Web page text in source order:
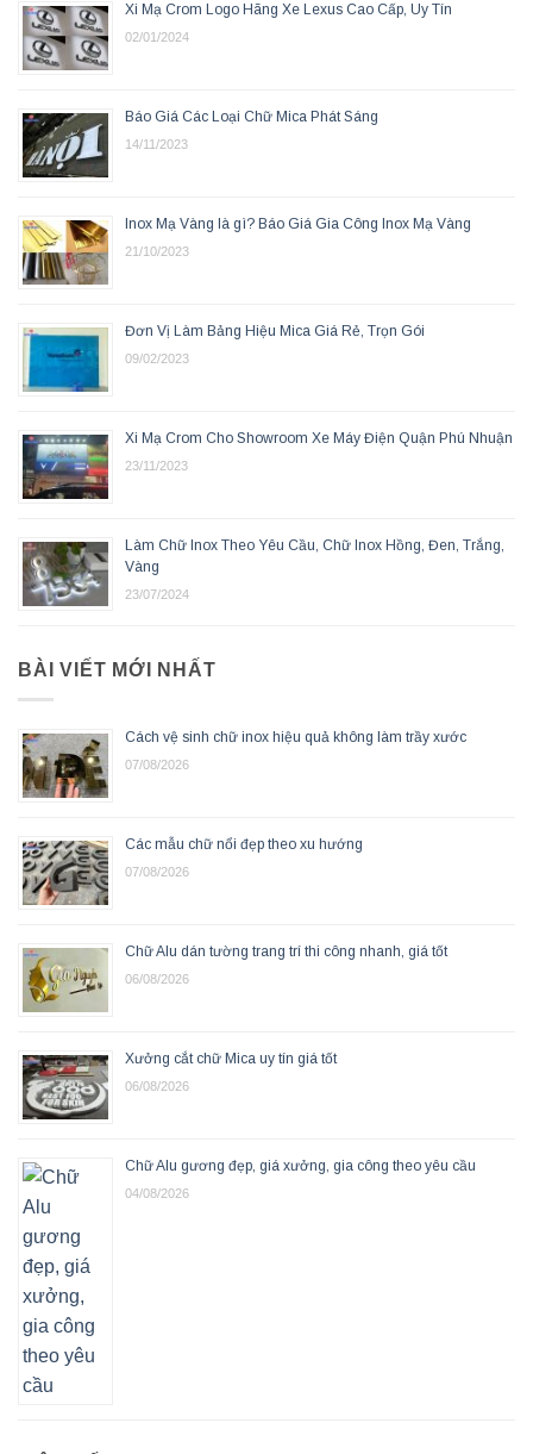
Xi Mạ Crom Logo Hãng Xe Lexus Cao Cấp, Uy Tín
02/01/2024
Báo Giá Các Loại Chữ Mica Phát Sáng
14/11/2023
Inox Mạ Vàng là gì? Báo Giá Gia Công Inox Mạ Vàng
21/10/2023
Đơn Vị Làm Bảng Hiệu Mica Giá Rẻ, Trọn Gói
09/02/2023
Xi Mạ Crom Cho Showroom Xe Máy Điện Quận Phú Nhuận
23/11/2023
Làm Chữ Inox Theo Yêu Cầu, Chữ Inox Hồng, Đen, Trắng,
Vàng
23/07/2024
BÀI VIẾT MỚI NHẤT
Cách vệ sinh chữ inox hiệu quả không làm trầy xước
07/08/2026
Các mẫu chữ nổi đẹp theo xu hướng
07/08/2026
Chữ Alu dán tường trang trí thi công nhanh, giá tốt
06/08/2026
Xưởng cắt chữ Mica uy tín giá tốt
06/08/2026
Chữ Alu gương đẹp, giá xưởng, gia công theo yêu cầu
04/08/2026